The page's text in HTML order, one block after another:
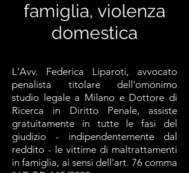
famiglia, violenza
domestica
L'Avv. Federica Liparoti, avvocato
penalista titolare dell'omonimo
studio legale a Milano e Dottore di
Ricerca in Diritto Penale, assiste
gratuitamente in tutte le fasi del
giudizio - indipendentemente dal
reddito - le vittime di maltrattamenti
in famiglia, ai sensi dell'art. 76 comma